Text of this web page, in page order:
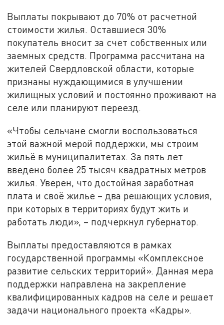
Выплаты покрывают до 70% от расчетной
стоимости жилья. Оставшиеся 30%
покупатель вносит за счет собственных или
заемных средств. Программа рассчитана на
жителей Свердловской области, которые
признаны нуждающимися в улучшении
жилищных условий и постоянно проживают на
селе или планируют переезд.
«Чтобы сельчане смогли воспользоваться
этой важной мерой поддержки, мы строим
жильё в муниципалитетах. За пять лет
введено более 25 тысяч квадратных метров
жилья. Уверен, что достойная заработная
плата и своё жилье – два решающих условия,
при которых в территориях будут жить и
работать люди», – подчеркнул губернатор.
Выплаты предоставляются в рамках
государственной программы «Комплексное
развитие сельских территорий». Данная мера
поддержки направлена на закрепление
квалифицированных кадров на селе и решает
задачи национального проекта «Кадры».